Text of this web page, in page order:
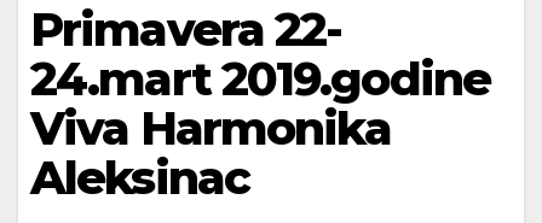
Primavera 22-
24.mart 2019.godine
Viva Harmonika
Aleksinac